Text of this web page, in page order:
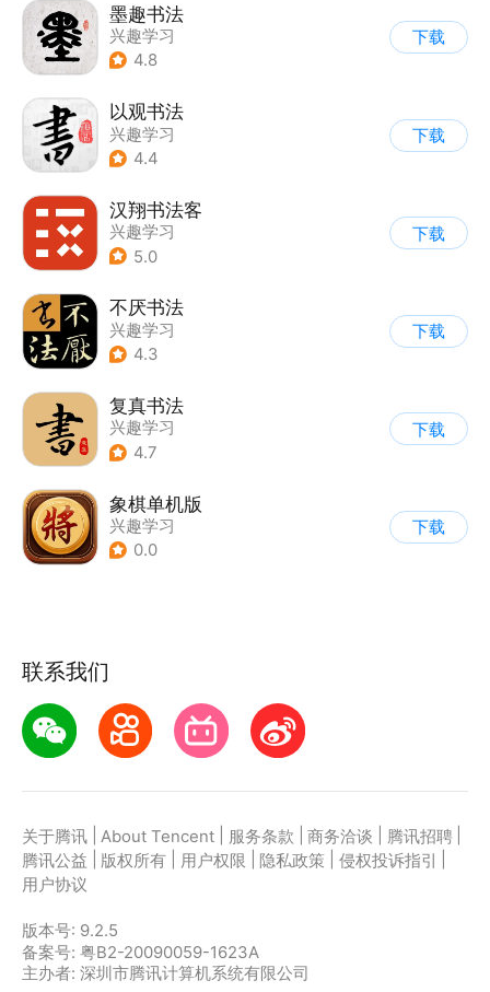
墨趣书法
兴趣学习
4.8
下载
以观书法
兴趣学习
4.4
下载
汉翔书法客
兴趣学习
5.0
下载
不厌书法
兴趣学习
4.3
下载
复真书法
兴趣学习
4.7
下载
象棋单机版
兴趣学习
0.0
下载
联系我们
关于腾讯 About Tencent 服务条款 商务洽谈 腾讯招聘
腾讯公益
版权所有 用户权限 隐私政策 侵权投诉指引
用户协议
版本号: 9.2.5
备案号: 粤B2-20090059-1623A
主办者: 深圳市腾讯计算机系统有限公司